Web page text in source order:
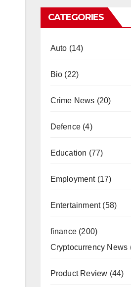
CATEGORIES
Auto (14)
Bio (22)
Crime News (20)
Defence(4)
Education (77)
Employment(17)
Entertainment(58)
finance(200)
Cryptocurrency News
Product Review (44)